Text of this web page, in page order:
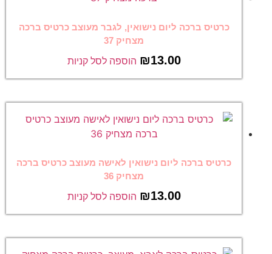
כרטיס ברכה ליום נישואין, לגבר מעוצב כרטיס ברכה
מצחיק 37
₪13.00 הוספה לסל קניות
כרטיס ברכה ליום נישואין לאישה מעוצב כרטיס ברכה
מצחיק 36
₪13.00 הוספה לסל קניות